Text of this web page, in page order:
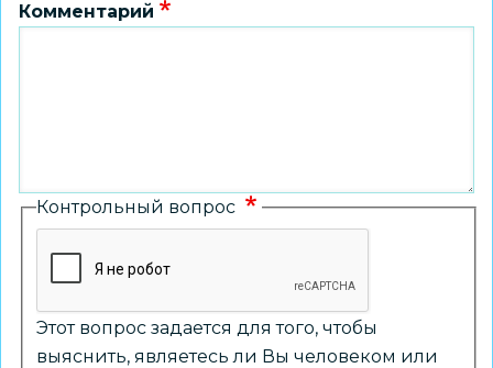
Комментарий
Контрольный вопрос
Этот вопрос задается для того, чтобы
выяснить, являетесь ли Вы человеком или